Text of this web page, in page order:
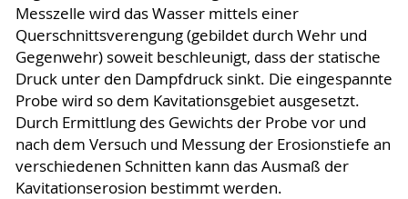
Messzelle wird das Wasser mittels einer
Querschnittsverengung (gebildet durch Wehr und
Gegenwehr) soweit beschleunigt, dass der statische
Druck unter den Dampfdruck sinkt. Die eingespannte
Probe wird so dem Kavitationsgebiet ausgesetzt.
Durch Ermittlung des Gewichts der Probe vor und
nach dem Versuch und Messung der Erosionstiefe an
verschiedenen Schnitten kann das Ausmaß der
Kavitationserosion bestimmt werden.